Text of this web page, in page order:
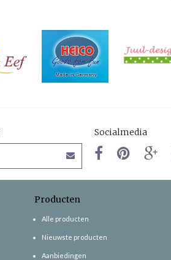
Socialmedia
Producten
Alle producten
Nieuwste producten
Aanbiedingen